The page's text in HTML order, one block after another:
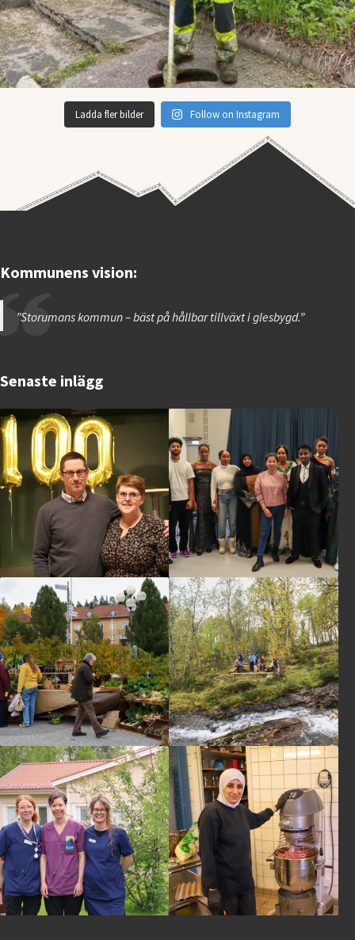
Ladda fler bilder Follow on Instagram
Kommunens vision:
”Storumans kommun – bäst på hållbar tillväxt i glesbygd.”
Senaste inlägg